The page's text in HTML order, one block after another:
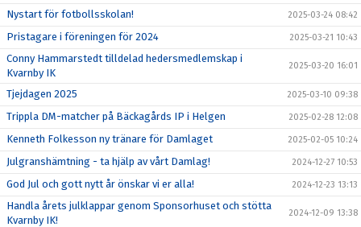
Nystart för fotbollsskolan! 2025-03-24 08:42
Pristagare i föreningen för 2024 2025-03-21 10:43
Conny Hammarstedt tilldelad hedersmedlemskap i
Kvarnby IK
2025-03-20 16:01
Tjejdagen 2025 2025-03-10 09:38
Trippla DM-matcher på Bäckagårds IP i Helgen 2025-02-28 12:08
Kenneth Folkesson ny tränare för Damlaget 2025-02-05 10:24
Julgranshämtning - ta hjälp av vårt Damlag! 2024-12-27 10:53
God Jul och gott nytt år önskar vi er alla! 2024-12-23 13:13
Handla årets julklappar genom Sponsorhuset och stötta
Kvarnby IK!
2024-12-09 13:38